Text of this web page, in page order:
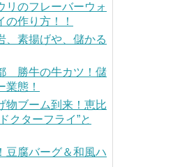
リのフレーバーウォ
の作り方！！
、素揚げや、儲かる
勝牛の牛カツ！儲
態！
物ブーム到来！恵比
クターフライ”と
豆腐バーグ＆和風ハ